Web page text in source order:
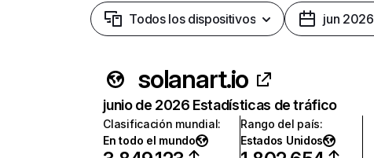
Todos los dispositivos jun 2026
solanart.io
junio de 2026 Estadísticas de tráfico
Clasificación mundial:
En todo el mundo
Rango del país:
Estados Unidos